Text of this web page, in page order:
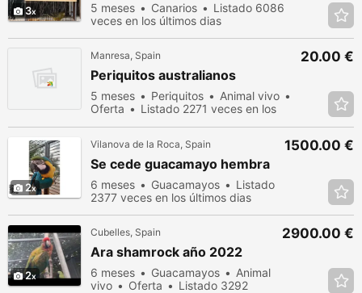
3 5 meses Canarios
Listado 6086
veces en los últimos dias
Manresa, Spain
Periquitos australianos
5 meses Periquitos
Animal vivo
Oferta
Listado 2271 veces en los
20.00 €
2
Vilanova de la Roca, Spain
Se cede guacamayo hembra
6 meses Guacamayos
Listado
2377 veces en los últimos dias
1500.00 €
2
Cubelles, Spain
Ara shamrock año 2022
6 meses Guacamayos
Animal
vivo
Oferta
Listado 3292
2900.00 €